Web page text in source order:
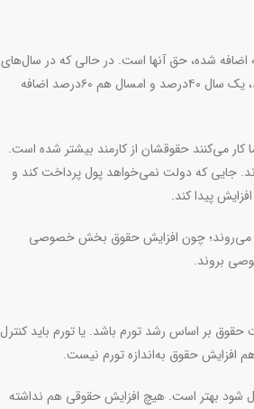
شده، حق آنها است. در حالی که در سال‌های
اخیر افزایش حقوق کارمندان بین ۱۰ تا ۲۰ درصد سالانه بوده‌ است؛ ولی حقوق کارگری یک سال ۵۷درصد، یک سال ۴۰درصد و امسال هم ۶۰درصد اضافه
کار می‌کنند حقوقشان از کارمند بیشتر شده است.
جایی که دولت نمی‌خواهد پول پرداخت کند و
می‌روند؛ چون افزایش حقوق بخش خصوصی
بروند.
بر اساس رشد تورم باشد. یا تورم باید کنترل
افزایش حقوق به‌اندازه تورم نیست.
شود بهتر است. هیچ افزایش حقوقی هم نداشته